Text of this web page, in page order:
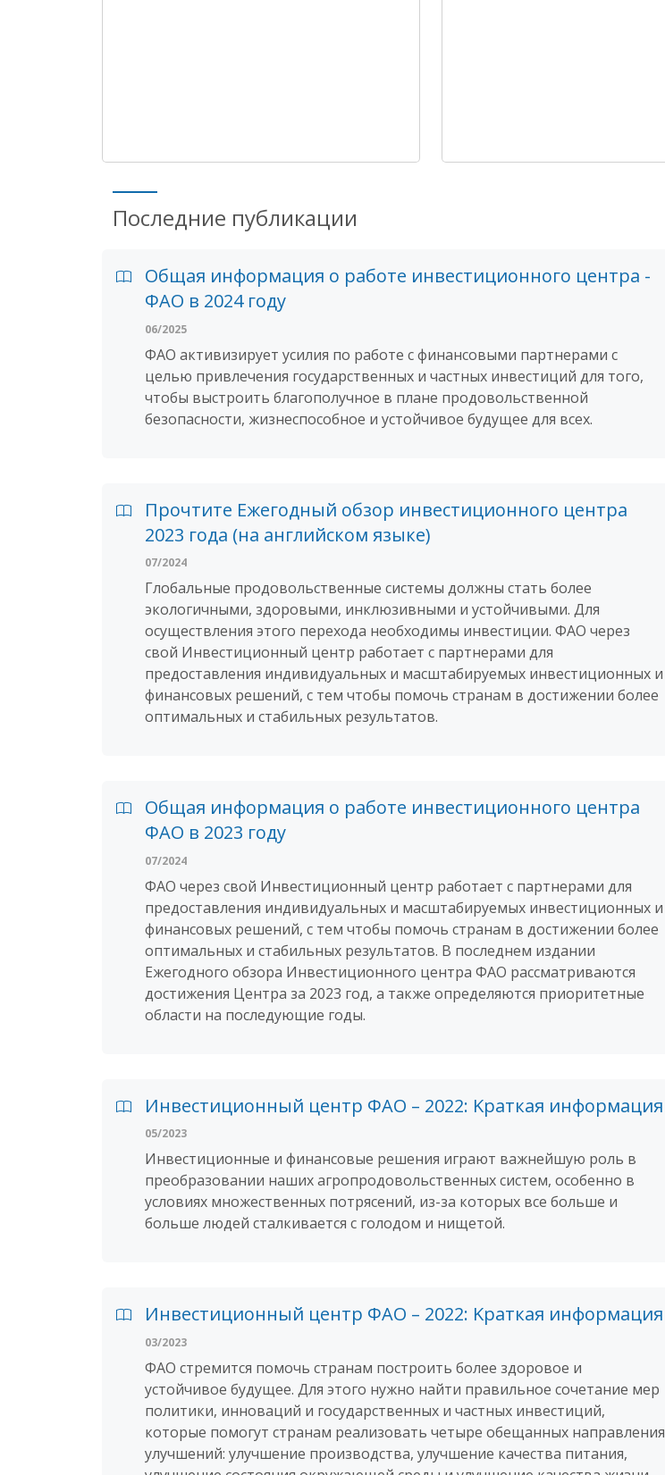
Последние публикации
Общая информация о работе инвестиционного центра -
ФАО в 2024 году
06/2025
ФАО активизирует усилия по работе с финансовыми партнерами с
целью привлечения государственных и частных инвестиций для того,
чтобы выстроить благополучное в плане продовольственной
безопасности, жизнеспособное и устойчивое будущее для всех.
Прочтите Ежегодный обзор инвестиционного центра
2023 года (на английском языке)
07/2024
Глобальные продовольственные системы должны стать более
экологичными, здоровыми, инклюзивными и устойчивыми. Для
осуществления этого перехода необходимы инвестиции. ФАО через
свой Инвестиционный центр работает с партнерами для
предоставления индивидуальных и масштабируемых инвестиционных и
финансовых решений, с тем чтобы помочь странам в достижении более
оптимальных и стабильных результатов.
Общая информация о работе инвестиционного центра
ФАО в 2023 году
07/2024
ФАО через свой Инвестиционный центр работает с партнерами для
предоставления индивидуальных и масштабируемых инвестиционных и
финансовых решений, с тем чтобы помочь странам в достижении более
оптимальных и стабильных результатов. В последнем издании
Ежегодного обзора Инвестиционного центра ФАО рассматриваются
достижения Центра за 2023 год, а также определяются приоритетные
области на последующие годы.
Инвестиционный центр ФАО – 2022: Kраткая информация
05/2023
Инвестиционные и финансовые решения играют важнейшую роль в
преобразовании наших агропродовольственных систем, особенно в
условиях множественных потрясений, из-за которых все больше и
больше людей сталкивается с голодом и нищетой.
Инвестиционный центр ФАО – 2022: Kраткая информация
03/2023
ФАО стремится помочь странам построить более здоровое и
устойчивое будущее. Для этого нужно найти правильное сочетание мер
политики, инноваций и государственных и частных инвестиций,
которые помогут странам реализовать четыре обещанных направления
улучшений: улучшение производства, улучшение качества питания,